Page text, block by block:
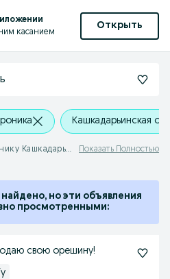
касанием
Открыть
Кашкадарьинская
увлажнитель - Купить электронику Кашкадарьинская область Показать Полностью
найдено, но эти объявления
просмотренными:
свою орешину!